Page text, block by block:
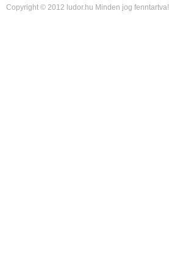
Copyright © 2012 ludor.hu Minden jog fenntartva!